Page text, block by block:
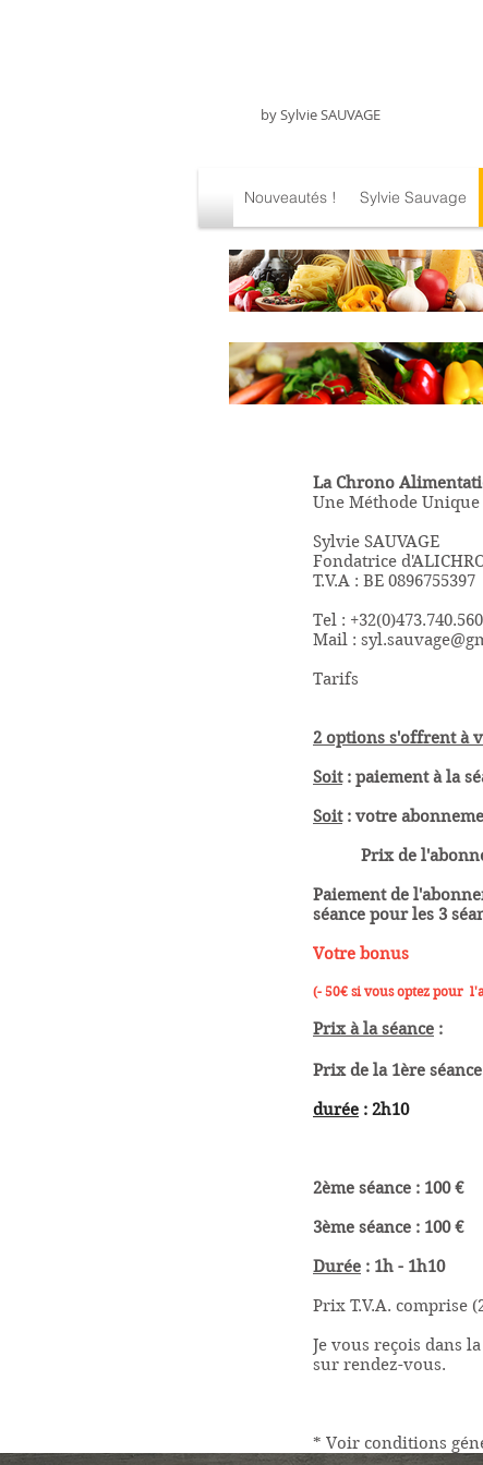
by Sylvie SAUVAGE
Nouveautés ! Sylvie Sauvage
La Chrono
Une Méthode Unique
Sylvie SAUVAGE
Fondatrice
T.V.A : BE 0896755397
Tel : +32(0)473.740.560
Mail :
Tarifs
2 options s'offrent à
Soit: paiement à la
Soit: votre
Prix de
Paiement de
séance pour les 3
Votre bonus
(- 50€ si vous optez pour
Prix à la séance :
Prix de la 1ère
durée : 2h10
2ème séance : 100 €
3ème séance : 100 €
Durée : 1h - 1h10
Prix T.V.A. comprise
Je vous reçois dans
sur rendez-vous.
* Voir conditions